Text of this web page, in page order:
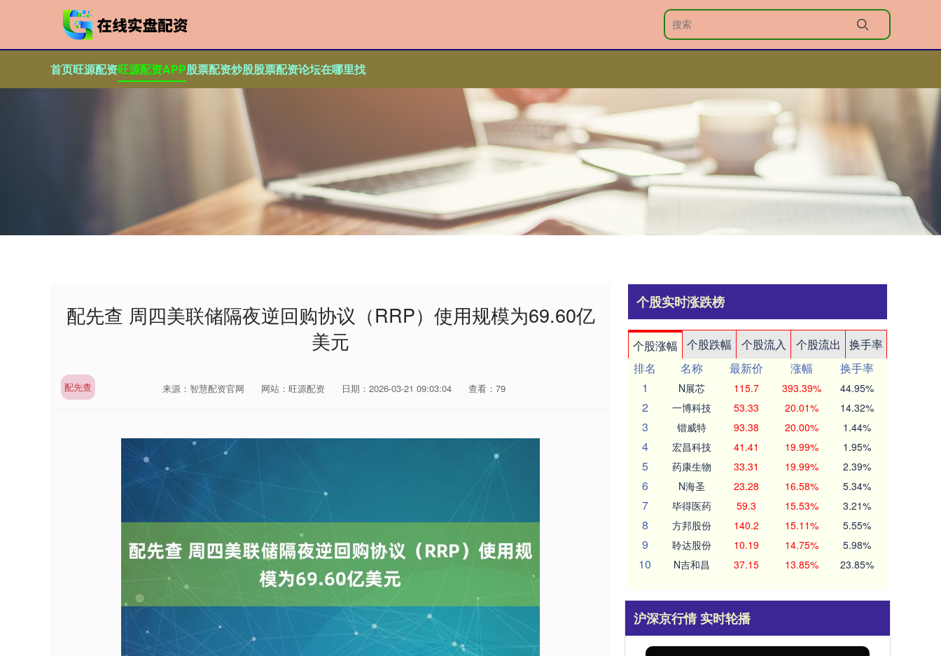
首页旺源配资旺源配资APP股票配资炒股股票配资论坛在哪里找
配先查 周四美联储隔夜逆回购协议（RRP）使用规模为69.60亿
美元
配先查 来源：智慧配资官网 网站：旺源配资 日期：2026-03-21 09:03:04 查看：79
个股实时涨跌榜
个股涨幅 个股跌幅 个股流入 个股流出
换手率
排名
名称 最新价 涨幅
换手率
1
N展芯 115.7 393.39% 44.95%
2 一博科技 53.33 20.01% 14.32%
3 锴威特 93.38 20.00% 1.44%
4 宏昌科技 41.41 19.99% 1.95%
5 药康生物 33.31 19.99% 2.39%
6 N海圣 23.28 16.58% 5.34%
7 毕得医药 59.3 15.53% 3.21%
8 方邦股份 140.2 15.11% 5.55%
9 聆达股份 10.19 14.75% 5.98%
10 N吉和昌 37.15 13.85% 23.85%
沪深京行情 实时轮播